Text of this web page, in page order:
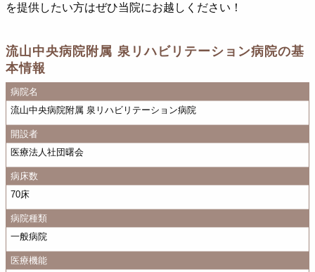
を提供したい方はぜひ当院にお越しください！
流山中央病院附属 泉リハビリテーション病院の基
本情報
病院名
流山中央病院附属 泉リハビリテーション病院
開設者
医療法人社団曙会
病床数
70床
病院種類
一般病院
医療機能